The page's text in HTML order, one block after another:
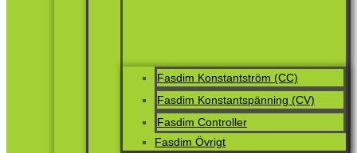
Fasdim Konstantström (CC)
Fasdim Konstantspänning (CV)
Fasdim Controller
Fasdim Övrigt